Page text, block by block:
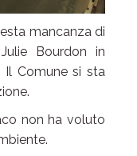
mancanza di
Bourdon in
Il Comune si sta
non ha voluto